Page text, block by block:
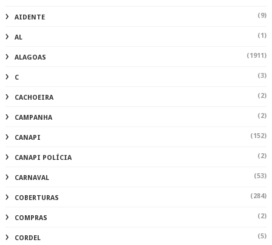
AIDENTE (9)
AL (1)
ALAGOAS (1911)
C (3)
CACHOEIRA (2)
CAMPANHA (2)
CANAPI (152)
CANAPI POLÍCIA (2)
CARNAVAL (53)
COBERTURAS (284)
COMPRAS (2)
CORDEL (5)